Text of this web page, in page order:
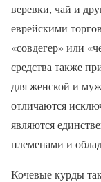
веревки, чай и
еврейскими
«совдегер» или
средства также
для женской и
отличаются
являются
племенами и
Кочевые курды